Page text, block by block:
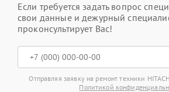
Если требуется задать вопрос
свои данные и дежурный
проконсультирует Вас!
Отправляя заявку на ремонт техники
Политикой